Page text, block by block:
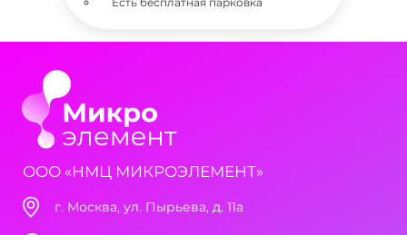
ООО «НМЦ МИКРОЭЛЕМЕНТ»
г. Москва, ул. Пырьева, д. 11а